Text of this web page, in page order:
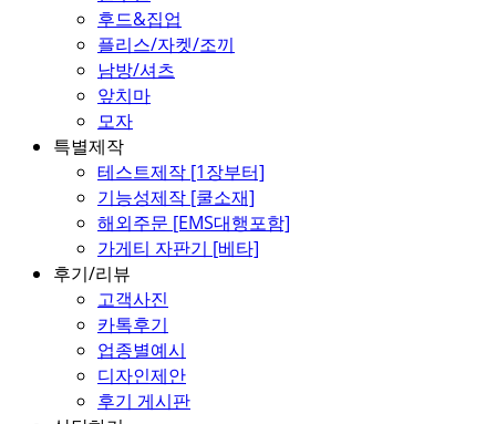
후드&집업
플리스/자켓/조끼
남방/셔츠
앞치마
모자
특별제작
테스트제작 [1장부터]
기능성제작 [쿨소재]
해외주문 [EMS대행포함]
가게티 자판기 [베타]
후기/리뷰
고객사진
카톡후기
업종별예시
디자인제안
후기 게시판